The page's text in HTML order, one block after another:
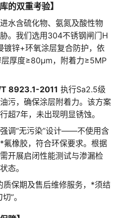
的双重考验】
水含硫化物、氨氮及酸性物
。我们选用304不锈钢闸门H
镀锌+环氧涂层复合防护，依
层厚度≥80μm，附着力≥5MP
8923.1-2011 执行Sa2.5级
污，确保涂层附着力。该方案
超7年，未出现明显锈蚀。
调“无污染”设计——不使用含
橡胶，符合环保要求。根据
开展启闭性能测试与渗漏检
态。
保期及售后维修服务，*须结
”。